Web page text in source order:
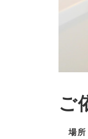
ご
場所